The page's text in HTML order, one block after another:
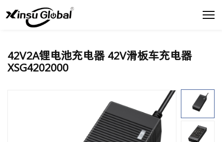
42V2A锂电池充电器 42V滑板车充电器
XSG4202000